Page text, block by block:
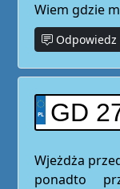
Wiem gdzie
Odpowiedz
GD
Wjeżdża
ponadto